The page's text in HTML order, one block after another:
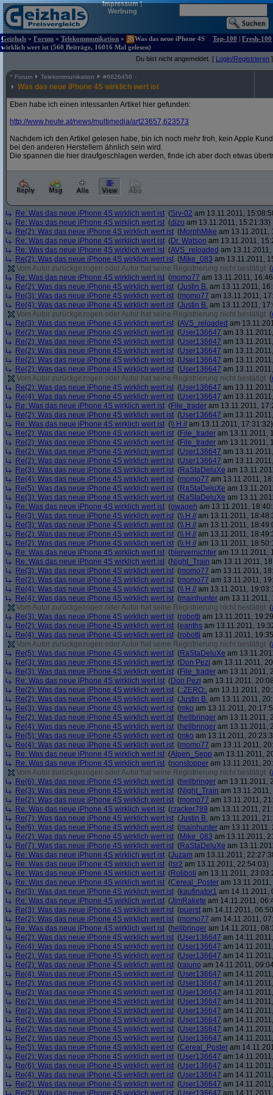
Impressum|
Werbung
Geizhals » Forum » Telekommunikation »
Was das neue iPhone 4S
wirklich wert ist (560 Beiträge, 16016 Mal gelesen)
Top-100 | Fresh-100
Du bist nicht angemeldet. [ Login/Registrieren ]
^ Forum Telekommunikation #6626456
Was das neue iPhone 4S wirklich wert ist
Eben habe ich einen intessanten Artikel hier gefunden:
http://www.heute.at/news/multimedia/art23657,623573
Nachdem ich den Artikel gelesen habe, bin ich noch mehr froh, kein Apple
bei den anderen Herstellern ähnlich sein wird.
Die spannen die hier draufgeschlagen werden, finde ich aber doch etwas
Re: Was das neue iPhone 4S wirklich wert ist (Srv-02 am 13.11.2011,
Re: Was das neue iPhone 4S wirklich wert ist (dizo am 13.11.2011, 15:21:33)
Re(2): Was das neue iPhone 4S wirklich wert ist (MorphMike am 13.11.2011,
Re: Was das neue iPhone 4S wirklich wert ist (Dr. Watson am 13.11.2011,
Re: Was das neue iPhone 4S wirklich wert ist (AVS_reloaded am
Re(2): Was das neue iPhone 4S wirklich wert ist (Mike_083 am 13.11.2011,
Vom Autor zurückgezogen oder Autor hat seine Registrierung nicht bestätigt (
Re: Was das neue iPhone 4S wirklich wert ist (momo77 am 13.11.2011,
Re(2): Was das neue iPhone 4S wirklich wert ist (Justin B. am 13.11.2011,
Re(3): Was das neue iPhone 4S wirklich wert ist (momo77 am 13.11.2011,
Re(4): Was das neue iPhone 4S wirklich wert ist (Justin B. am 13.11.2011,
Vom Autor zurückgezogen oder Autor hat seine Registrierung nicht bestätigt (
Re(3): Was das neue iPhone 4S wirklich wert ist (AVS_reloaded am
Re(2): Was das neue iPhone 4S wirklich wert ist (User136647 am
Re(2): Was das neue iPhone 4S wirklich wert ist (User136647 am
Re(2): Was das neue iPhone 4S wirklich wert ist (User136647 am
Re(2): Was das neue iPhone 4S wirklich wert ist (User136647 am
Re(2): Was das neue iPhone 4S wirklich wert ist (User136647 am
Vom Autor zurückgezogen oder Autor hat seine Registrierung nicht bestätigt (
Re(2): Was das neue iPhone 4S wirklich wert ist (User136647 am
Re(4): Was das neue iPhone 4S wirklich wert ist (User136647 am
Re: Was das neue iPhone 4S wirklich wert ist (File_trader am 13.11.2011,
Re(2): Was das neue iPhone 4S wirklich wert ist (User136647 am
Re: Was das neue iPhone 4S wirklich wert ist (\\ H // am 13.11.2011, 17:31:32)
Re(2): Was das neue iPhone 4S wirklich wert ist (File_trader am 13.11.2011,
Re(2): Was das neue iPhone 4S wirklich wert ist (File_trader am 13.11.2011,
Re(2): Was das neue iPhone 4S wirklich wert ist (User136647 am
Re(2): Was das neue iPhone 4S wirklich wert ist (User136647 am
Re(3): Was das neue iPhone 4S wirklich wert ist (RaStaDeluXe am
Re(4): Was das neue iPhone 4S wirklich wert ist (momo77 am 13.11.2011,
Re(5): Was das neue iPhone 4S wirklich wert ist (RaStaDeluXe am
Re(3): Was das neue iPhone 4S wirklich wert ist (RaStaDeluXe am
Re: Was das neue iPhone 4S wirklich wert ist (owageh am 13.11.2011,
Re(3): Was das neue iPhone 4S wirklich wert ist (\\ H // am 13.11.2011,
Re(3): Was das neue iPhone 4S wirklich wert ist (\\ H // am 13.11.2011,
Re(2): Was das neue iPhone 4S wirklich wert ist (\\ H // am 13.11.2011,
Re(2): Was das neue iPhone 4S wirklich wert ist (\\ H // am 13.11.2011,
Re: Was das neue iPhone 4S wirklich wert ist (biervernichter am 13.11.2011,
Re: Was das neue iPhone 4S wirklich wert ist (Night_Train am 13.11.2011,
Re(3): Was das neue iPhone 4S wirklich wert ist (momo77 am 13.11.2011,
Re(2): Was das neue iPhone 4S wirklich wert ist (momo77 am 13.11.2011,
Re(4): Was das neue iPhone 4S wirklich wert ist (\\ H // am 13.11.2011,
Re(4): Was das neue iPhone 4S wirklich wert ist (mainhunter am 13.11.2011,
Vom Autor zurückgezogen oder Autor hat seine Registrierung nicht bestätigt (
Re(3): Was das neue iPhone 4S wirklich wert ist (robotti am 13.11.2011,
Re(2): Was das neue iPhone 4S wirklich wert ist (eanths am 13.11.2011,
Re(4): Was das neue iPhone 4S wirklich wert ist (robotti am 13.11.2011,
Vom Autor zurückgezogen oder Autor hat seine Registrierung nicht bestätigt (
Re(5): Was das neue iPhone 4S wirklich wert ist (RaStaDeluXe am
Re(3): Was das neue iPhone 4S wirklich wert ist (Don Pezi am 13.11.2011,
Re(3): Was das neue iPhone 4S wirklich wert ist (File_trader am 13.11.2011,
Re: Was das neue iPhone 4S wirklich wert ist (Don Pezi am 13.11.2011,
Re(2): Was das neue iPhone 4S wirklich wert ist (.:ZERO:. am 13.11.2011,
Re(2): Was das neue iPhone 4S wirklich wert ist (Justin B. am 13.11.2011,
Re(3): Was das neue iPhone 4S wirklich wert ist (mko am 13.11.2011,
Re(2): Was das neue iPhone 4S wirklich wert ist (hellbringer am 13.11.2011,
Re(4): Was das neue iPhone 4S wirklich wert ist (hellbringer am 13.11.2011,
Re(5): Was das neue iPhone 4S wirklich wert ist (mko am 13.11.2011,
Re(4): Was das neue iPhone 4S wirklich wert ist (momo77 am 13.11.2011,
Re: Was das neue iPhone 4S wirklich wert ist (Alpen_Sepp am 13.11.2011,
Re: Was das neue iPhone 4S wirklich wert ist (nonstopper am 13.11.2011,
Vom Autor zurückgezogen oder Autor hat seine Registrierung nicht bestätigt (
Re(6): Was das neue iPhone 4S wirklich wert ist (hellbringer am 13.11.2011,
Re(3): Was das neue iPhone 4S wirklich wert ist (Night_Train am
Re(2): Was das neue iPhone 4S wirklich wert ist (momo77 am 13.11.2011,
Re: Was das neue iPhone 4S wirklich wert ist (cracker789 am 13.11.2011,
Re(7): Was das neue iPhone 4S wirklich wert ist (Justin B. am 13.11.2011,
Re(6): Was das neue iPhone 4S wirklich wert ist (mainhunter am 13.11.2011,
Re(2): Was das neue iPhone 4S wirklich wert ist (Mike_083 am 13.11.2011,
Re(7): Was das neue iPhone 4S wirklich wert ist (RaStaDeluXe am
Re: Was das neue iPhone 4S wirklich wert ist (Juzam am 13.11.2011,
Re: Was das neue iPhone 4S wirklich wert ist ( lsr2 am 13.11.2011, 22:54:03)
Re: Was das neue iPhone 4S wirklich wert ist (Roliboli am 13.11.2011,
Re: Was das neue iPhone 4S wirklich wert ist (Cereal_Poster am
Re(3): Was das neue iPhone 4S wirklich wert ist (kaufinator1 am 14.11.2011,
Re: Was das neue iPhone 4S wirklich wert ist (JimRakete am 14.11.2011,
Re(3): Was das neue iPhone 4S wirklich wert ist (puerst am 14.11.2011,
Re(2): Was das neue iPhone 4S wirklich wert ist (momo77 am 14.11.2011,
Re: Was das neue iPhone 4S wirklich wert ist (hellbringer am 14.11.2011,
Re(2): Was das neue iPhone 4S wirklich wert ist (User136647 am
Re(4): Was das neue iPhone 4S wirklich wert ist (User136647 am
Re(2): Was das neue iPhone 4S wirklich wert ist (User136647 am
Re(2): Was das neue iPhone 4S wirklich wert ist (raiuno am 14.11.2011,
Re(4): Was das neue iPhone 4S wirklich wert ist (User136647 am
Re(2): Was das neue iPhone 4S wirklich wert ist (User136647 am
Re(2): Was das neue iPhone 4S wirklich wert ist (User136647 am
Re(2): Was das neue iPhone 4S wirklich wert ist (User136647 am
Re(2): Was das neue iPhone 4S wirklich wert ist (User136647 am
Re(2): Was das neue iPhone 4S wirklich wert ist (User136647 am
Re(2): Was das neue iPhone 4S wirklich wert ist (User136647 am
Re(2): Was das neue iPhone 4S wirklich wert ist (User136647 am
Re(5): Was das neue iPhone 4S wirklich wert ist (Cereal_Poster am
Re(2): Was das neue iPhone 4S wirklich wert ist (User136647 am
Re(6): Was das neue iPhone 4S wirklich wert ist (User136647 am
Re(4): Was das neue iPhone 4S wirklich wert ist (User136647 am
Re(2): Was das neue iPhone 4S wirklich wert ist (User136647 am
Re(2): Was das neue iPhone 4S wirklich wert ist (User136647 am